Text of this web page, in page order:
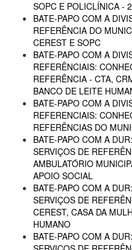
SOPC E POLICLÍNICA -
BATE-PAPO COM A
REFERÊNCIA DO
CEREST E SOPC
BATE-PAPO COM A
REFERÊNCIAIS:
REFERÊNCIA - CTA,
BANCO DE LEITE
BATE-PAPO COM A
REFERENCIAIS:
REFERÊNCIAS DO
BATE-PAPO COM A
SERVIÇOS DE
AMBULATÓRIO
APOIO SOCIAL
BATE-PAPO COM A
SERVIÇOS DE
CEREST, CASA DA
HUMANO
BATE-PAPO COM A